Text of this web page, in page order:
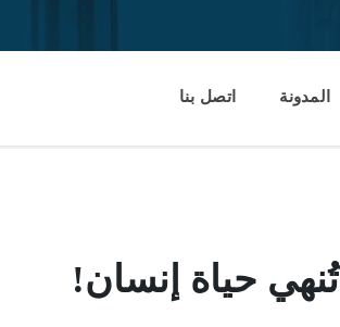
المدونة اتصل بنا
حياة إنسان!